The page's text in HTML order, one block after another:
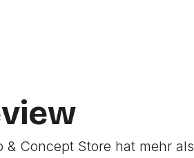
Concept Store hat mehr als